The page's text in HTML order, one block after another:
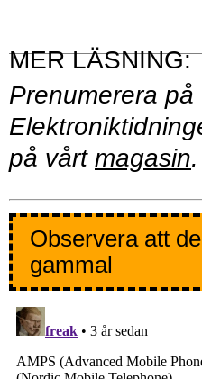
Prenumerera på
på vårt magasin.
Observera att
gammal